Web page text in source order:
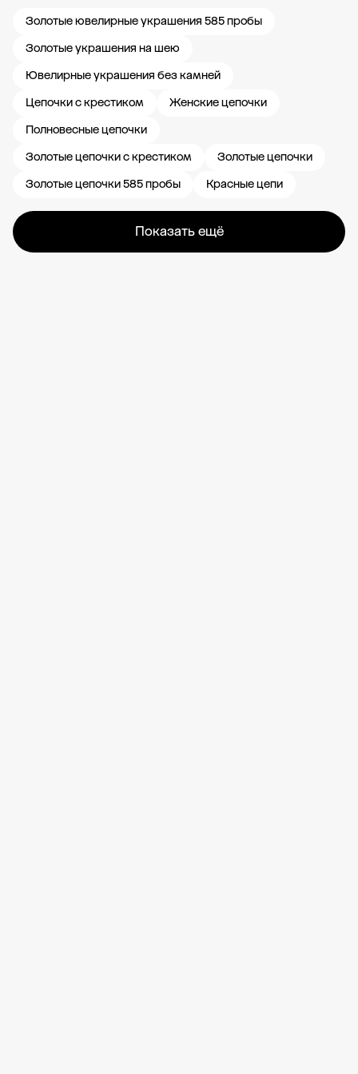
Золотые ювелирные украшения 585 пробы
Золотые украшения на шею
Ювелирные украшения без камней
Цепочки с крестиком
Женские цепочки
Полновесные цепочки
Золотые цепочки с крестиком
Золотые цепочки
Золотые цепочки 585 пробы
Красные цепи
Показать ещё